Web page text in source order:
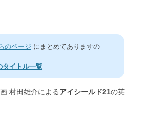
のページ にまとめてありますの
タイトル一覧
:村田雄介によるアイシールド21の英